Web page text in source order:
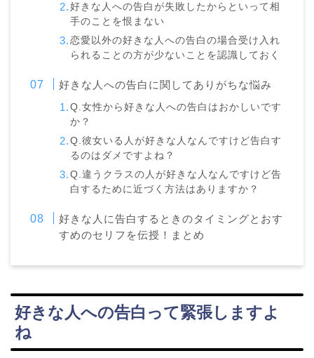
好きな人への告白が失敗したからといって相
手のことを恨まない
恋愛以外の好きな人への告白の場合受け入れ
られることの方が少ないことを認識しておく
好きな人への告白に関してありがちな悩み
Q.女性から好きな人への告白はおかしいです
か？
Q.彼女いる人が好きな人なんですけど告白す
るのはダメですよね？
Q.違うクラスの人が好きな人なんですけど告
白するために近づく方法はありますか？
好きな人に告白するときのタイミングとおす
すめのセリフを伝授！まとめ
好きな人への告白って緊張しますよ
ね